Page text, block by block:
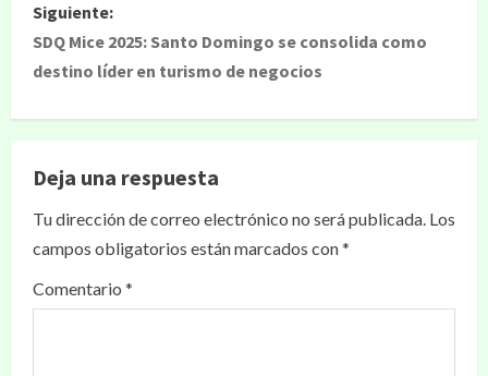
Siguiente:
SDQ Mice 2025: Santo Domingo se consolida como
destino líder en turismo de negocios
Deja una respuesta
Tu dirección de correo electrónico no será publicada. Los
campos obligatorios están marcados con*
Comentario *